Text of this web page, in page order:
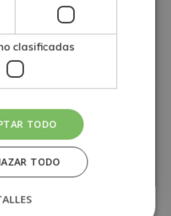
Infraestructura
Cloud
Matricúlate:
clasificadas
TODO
TODO